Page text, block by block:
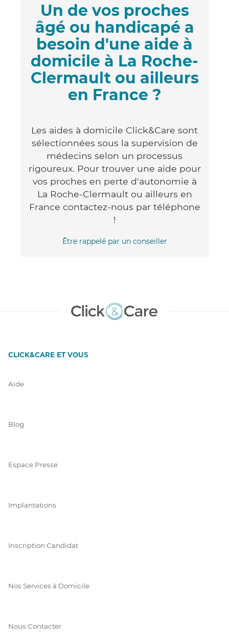
Un de vos proches
âgé ou handicapé a
besoin d'une aide à
domicile à La Roche-
Clermault ou ailleurs
en France ?
Les aides à domicile Click&Care sont
sélectionnées sous la supervision de
médecins selon un processus
rigoureux. Pour trouver une aide pour
vos proches en perte d'autonomie à
La Roche-Clermault ou ailleurs en
France contactez-nous par téléphone
!
Être rappelé par un conseiller
CLICK&CARE ET VOUS
Aide
Blog
Espace Presse
Implantations
Inscription Candidat
Nos Services à Domicile
Nous Contacter